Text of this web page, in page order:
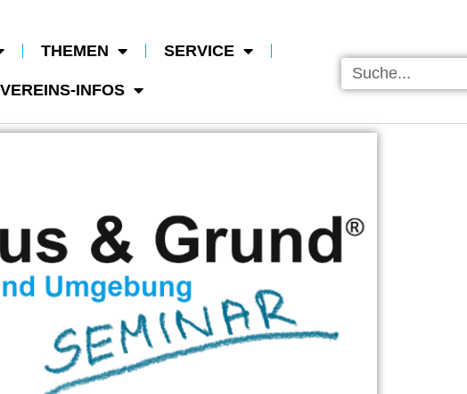
THEMEN SERVICE
VEREINS-INFOS